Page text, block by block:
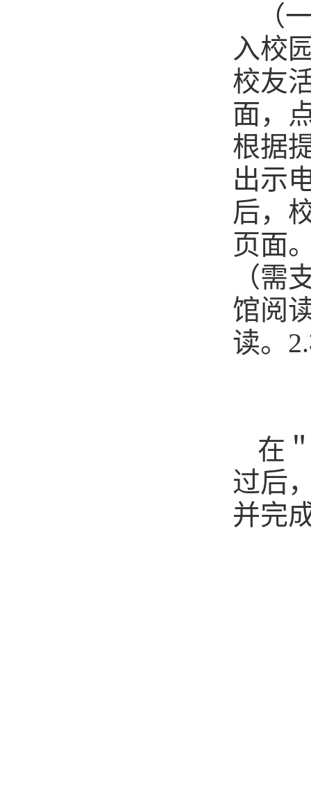
（
入校
校友
面，
根据
出示
后，
页面
（需
馆阅
读。
在
过后
并完